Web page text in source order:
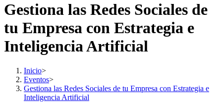
Gestiona las Redes Sociales de
tu Empresa con Estrategia e
Inteligencia Artificial
Inicio>
Eventos>
Gestiona las Redes Sociales de tu Empresa con Estrategia e
Inteligencia Artificial